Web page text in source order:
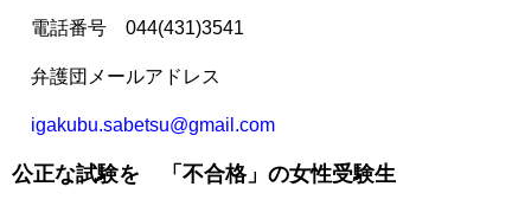
電話番号 044(431)3541
弁護団メールアドレス
igakubu.sabetsu@gmail.com
公正な試験を 「不合格」の女性受験生